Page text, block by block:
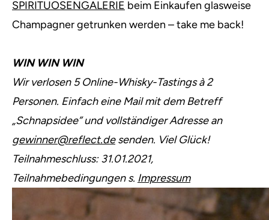
SPIRITUOSENGALERIE beim Einkaufen glasweise
Champagner getrunken werden – take me back!
WIN WIN WIN
Wir verlosen 5 Online-Whisky-Tastings à 2
Personen. Einfach eine Mail mit dem Betreff
„Schnapsidee” und vollständiger Adresse an
gewinner@reflect.desenden. Viel Glück!
Teilnahmeschluss: 31.01.2021,
Teilnahmebedingungen s. Impressum